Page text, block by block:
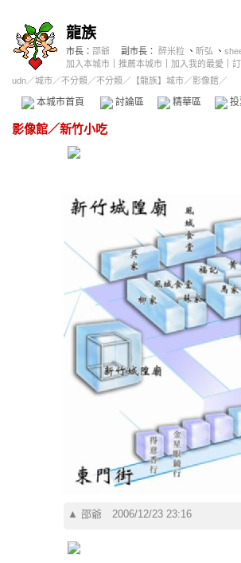
龍族
市長： 邵爺 副市長： 醉米粒 、 昕弘 、
加入本城市
推薦本城市 加入我的最愛
udn／城市／不分類 ／不分類 ／ 【龍族】城市／影像館／
本城市首頁 討論區 精華區 投
影像館／新竹小吃
▲ 邵爺 2006/12/23 23:16